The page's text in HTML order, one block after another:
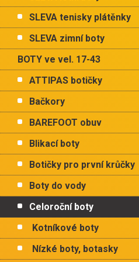
n
l
SLEVA tenisky plátěnky
SLEVA zimní boty
BOTY ve vel. 17-43
ATTIPAS botičky
Bačkory
BAREFOOT obuv
Blikací boty
Botičky pro první krůčky
Boty do vody
Celoroční boty
Kotníkové boty
Nízké boty, botasky